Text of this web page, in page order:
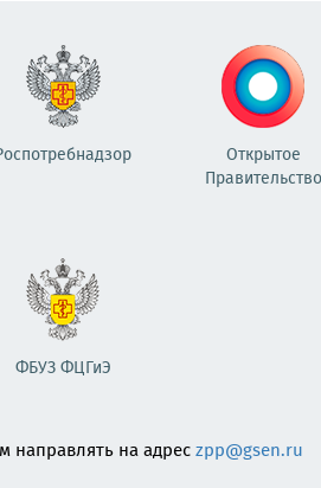
Открытое
Правительство
ФБУЗ ФЦГиЭ
на адресzpp@gsen.ru